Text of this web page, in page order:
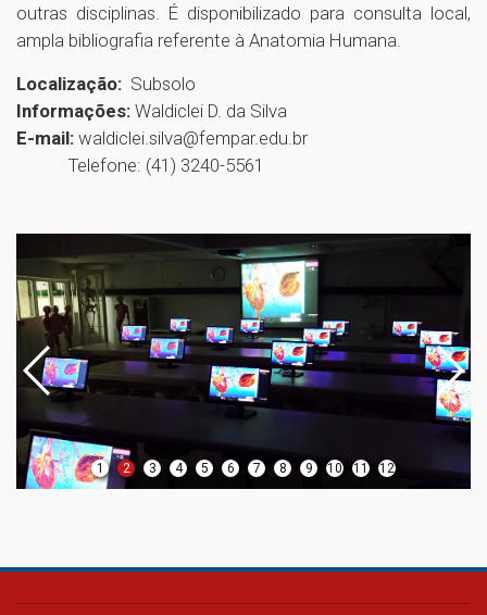
outras disciplinas. É disponibilizado para consulta local,
ampla bibliografia referente à Anatomia Humana.
Localização: Subsolo
Informações: Waldiclei D. da Silva
E-mail: waldiclei.silva@fempar.edu.br
Telefone: (41) 3240-5561
1 2 3 4 5 6 7 8 9 10 11 12